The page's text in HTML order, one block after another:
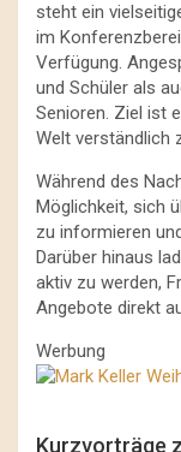
steht ein
im
Verfügung.
und Schüler als
Senioren. Ziel ist
Welt verständlich
Während des
Möglichkeit, sich
zu informieren
Darüber hinaus
aktiv zu werden,
Angebote direkt
Werbung
Kurzvorträge